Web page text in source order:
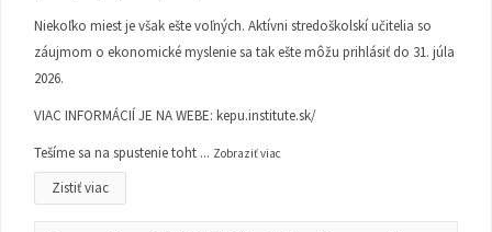
Niekoľko miest je však ešte voľných. Aktívni stredoškolskí učitelia so
záujmom o ekonomické myslenie sa tak ešte môžu prihlásiť do 31. júla
2026.
VIAC INFORMÁCIÍ JE NA WEBE: kepu.institute.sk/
Tešíme sa na spustenie toht ... Zobraziť viac
Zistiť viac